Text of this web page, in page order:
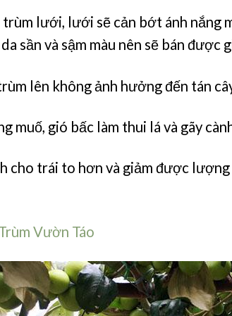
lưới, lưới sẽ cản bớt ánh nắng
sần và sậm màu nên sẽ bán được
lên không ảnh hưởng đến tán
muố, gió bấc làm thui lá và gãy
cho trái to hơn và giảm được lượng
Vườn Táo